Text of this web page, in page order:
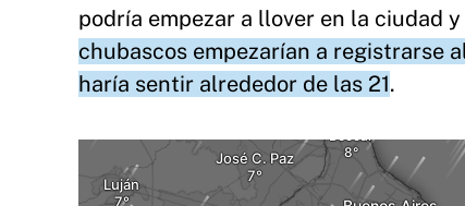
podría empezar a llover en la ciudad
chubascos empezarían a registrarse
haría sentir alrededor de las 21.